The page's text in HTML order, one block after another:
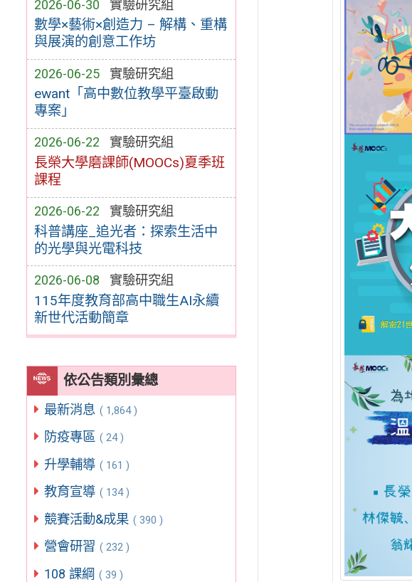
2026-06-30 實驗研究組
數學×藝術×創造力 – 解構、重構
與展演的創意工作坊
2026-06-25 實驗研究組
ewant「高中數位教學平臺啟動
專案」
2026-06-22 實驗研究組
長榮大學磨課師(MOOCs)夏季班
課程
2026-06-22 實驗研究組
科普講座_追光者：探索生活中
的光學與光電科技
2026-06-08 實驗研究組
115年度教育部高中職生AI永續
新世代活動簡章
依公告類別彙總
最新消息 ( 1,864 )
防疫專區 ( 24 )
升學輔導 ( 161 )
教育宣導 ( 134 )
競賽活動&成果 ( 390 )
營會研習 ( 232 )
108 課綱 ( 39 )